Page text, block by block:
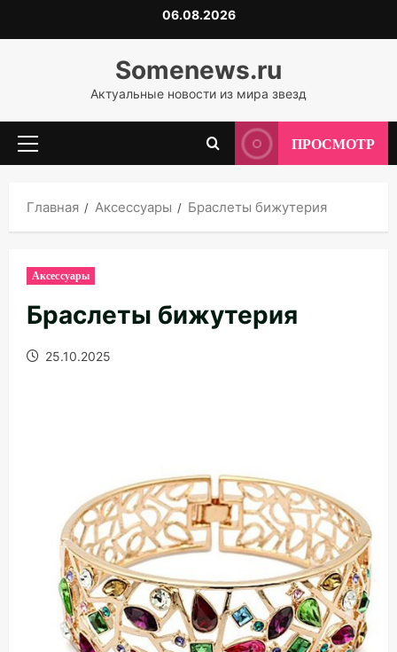
к
06.08.2026
Somenews.ru
Актуальные новости из мира звезд
Основное
ПРОСМОТР
Главная Аксессуары Браслеты бижутерия
Аксессуары
Браслеты бижутерия
25.10.2025